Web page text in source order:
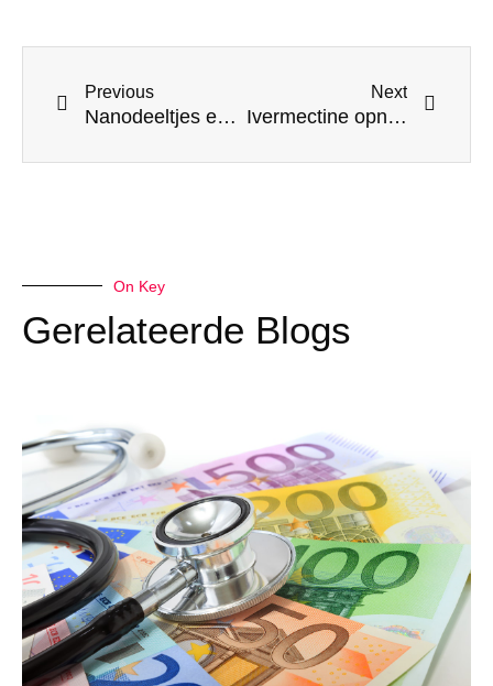
Previous
Nanodeeltjes en mRNA uit COVID-vaccin komen tóch terecht in moedermelk, bewijst studie
Next
Ivermectine opnieuw voor het voetlicht
On Key
Gerelateerde Blogs